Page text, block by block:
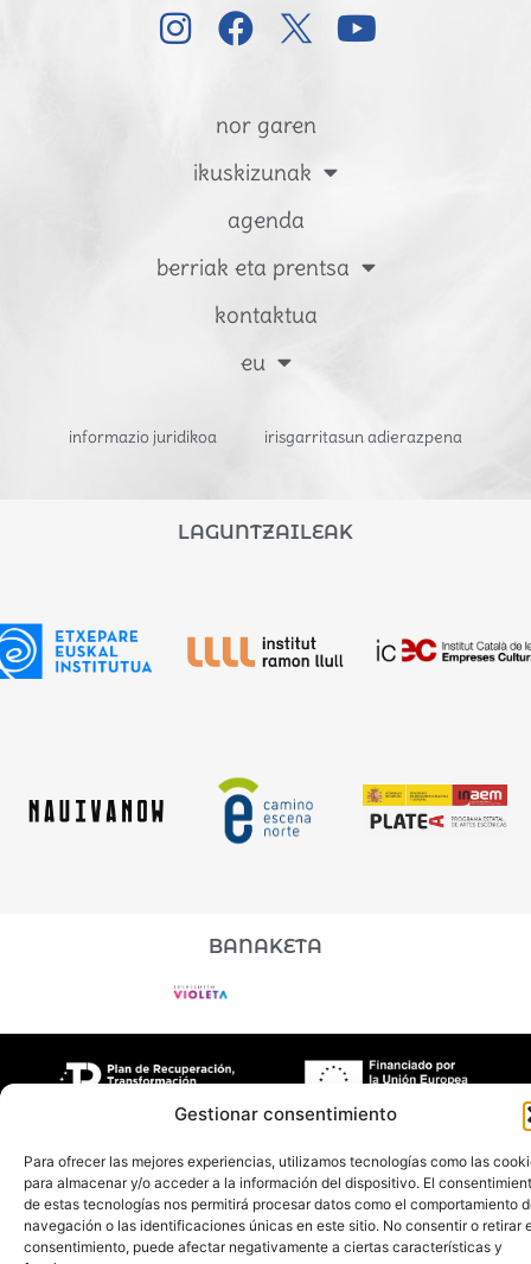
Gestionar consentimiento
Para ofrecer las mejores experiencias, utilizamos tecnologías como las
para almacenar y/o acceder a la información del dispositivo. El
de estas tecnologías nos permitirá procesar datos como el comportamiento
navegación o las identificaciones únicas en este sitio. No consentir o retirar
consentimiento, puede afectar negativamente a ciertas características y
nor garen
ikuskizunak
agenda
berriak eta prentsa
kontaktua
eu
informazio juridikoa irisgarritasun adierazpena
LAGUNTZAILEAK
BANAKETA
Aboon Teatro©2026 | Disseny + Programació Nimia
Comunicación